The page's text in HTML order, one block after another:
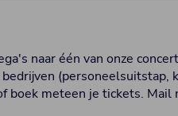
naar één van onze
(personeelsuitstap,
boek meteen je tickets. Mail